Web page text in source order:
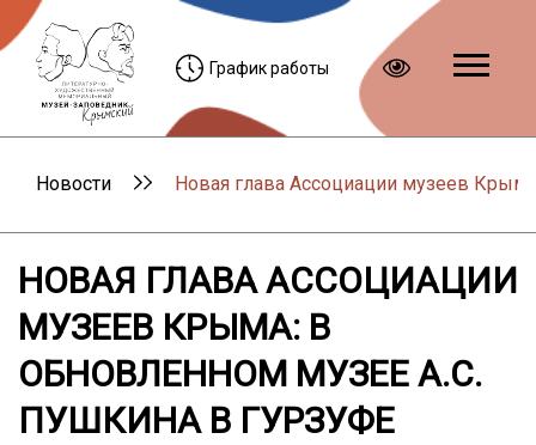
График работы
Новости Новая глава Ассоциации музеев
НОВАЯ ГЛАВА АССОЦИАЦИИ
МУЗЕЕВ КРЫМА: В
ОБНОВЛЕННОМ МУЗЕЕ А.С.
ПУШКИНА В ГУРЗУФЕ